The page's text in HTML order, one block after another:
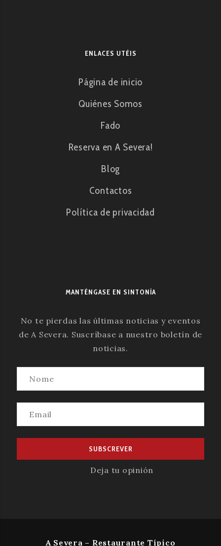
ENLACES UTÉIS
Página de inicio
Quiénes Somos
Fado
Reserva en A Severa!
Blog
Contactos
Política de privacidad
MANTÉNGASE EN SINTONÍA
No te pierdas las últimas noticias y eventos
de A Severa. Suscríbase a nuestro boletín de
noticias.
Deja tu opinión
A Severa – Restaurante Típico